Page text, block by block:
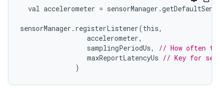
val accelerometer = sensorManager .
sensorManager . registerListener(this,
accelerometer,
samplingPeriodUs,
// How often to
maxReportLatencyUs // Key for
)